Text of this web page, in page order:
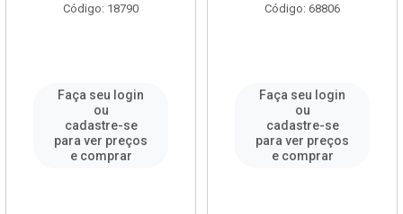
Código: 18790
Faça seu login
ou
cadastre-se
para ver preços
e comprar
Código: 68806
Faça seu login
ou
cadastre-se
para ver preços
e comprar